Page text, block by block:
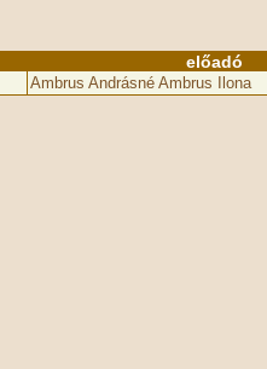
előadó
Ambrus Andrásné Ambrus Ilona